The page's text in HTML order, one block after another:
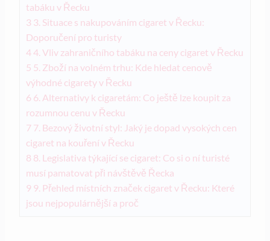
tabáku v Řecku
3 3. Situace s nakupováním cigaret v Řecku:
Doporučení pro turisty
4 4. Vliv zahraničního tabáku na ceny cigaret v Řecku
5 5. Zboží na volném trhu: Kde hledat cenově
výhodné cigarety v Řecku
6 6. Alternativy k cigaretám: Co ještě lze koupit za
rozumnou cenu v Řecku
7 7. Bezový životní styl: Jaký je dopad vysokých cen
cigaret na kouření v Řecku
8 8. Legislativa týkající se cigaret: Co si o ní turisté
musí pamatovat při návštěvě Řecka
9 9. Přehled místních značek cigaret v Řecku: Které
jsou nejpopulárnější a proč